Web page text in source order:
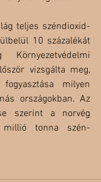
teljes széndioxid-
10 százalékát
vizsgálta meg,
milyen
országokban. Az
szerint a norvég
tonna szén-